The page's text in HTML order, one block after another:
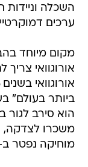
השכלה
ערכים
מקום מיוחד
אורוגוואי
ביותר בעולם"
משכרו לצדקה,
מוחיקה נפטר ב-14 במאי 2025 בגיל